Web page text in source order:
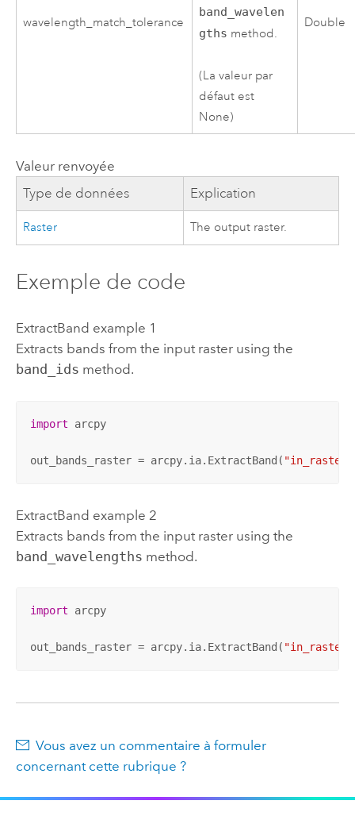
wavelength_match_tolerance
band_wavelen
gths method.
(La valeur par
défaut est
None)
Double
Valeur renvoyée
Type de données Explication
Raster The output raster.
Exemple de code
ExtractBand example 1
Extracts bands from the input raster using the
band_ids method.
import arcpy
out_bands_raster = arcpy.ia.ExtractBand(
ExtractBand example 2
Extracts bands from the input raster using the
band_wavelengths method.
import arcpy
out_bands_raster = arcpy.ia.ExtractBand(
Vous avez un commentaire à formuler
concernant cette rubrique ?